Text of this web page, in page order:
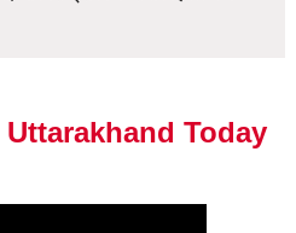
Today